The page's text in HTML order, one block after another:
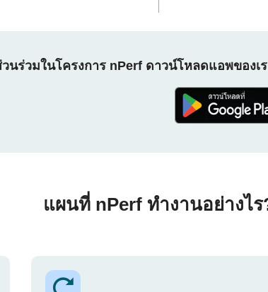
นร่วมในโครงการ nPerf ดาวน์โหลดแอพของเ
แผนที่ nPerf ทำงานอย่างไร